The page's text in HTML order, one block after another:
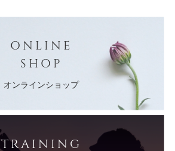
ONLINE
SHOP
オンラインショップ
TRAINING